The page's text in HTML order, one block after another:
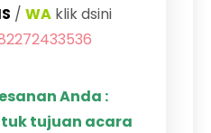
/ WAklik dsini
Anda :
tujuan acara